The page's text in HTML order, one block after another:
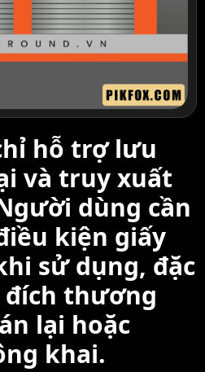
hỗ trợ lưu
và truy xuất
dùng cần
kiện giấy
sử dụng, đặc
thương
lại hoặc
khai.